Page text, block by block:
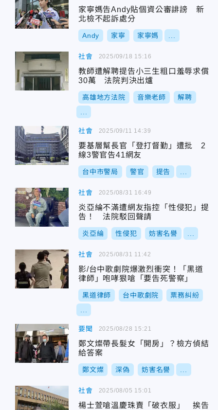
家寧媽告Andy貼個資公審誹謗 新
北檢不起訴處分
Andy 家寧 家寧媽
社會
教師遭解聘提告小三生粗口羞辱求償
30萬 法院判決出爐
高雄地方法院 音樂老師 解聘
2025/09/18 15:16
社會
要基層幫長官「登打督勤」遭批 2
線3警官告41網友
台中市警局 警官 提告
2025/09/11 14:39
社會
炎亞綸不滿遭網友指控「性侵犯」提
告！ 法院駁回聲請
炎亞綸 性侵犯 妨害名譽
2025/08/31 16:49
社會
影/台中歌劇院爆激烈衝突！「黑道
律師」咆哮狠嗆「要告死警察」
黑道律師 台中歌劇院 票務糾紛
2025/08/31 11:42
要聞
鄭文燦帶長髮女「開房」？檢方偵結
給答案
鄭文燦 深偽 妨害名譽
2025/08/28 15:21
社會
楊士萱嗆溫慶珠賣「破衣服」 挨告
2025/08/05 15:01